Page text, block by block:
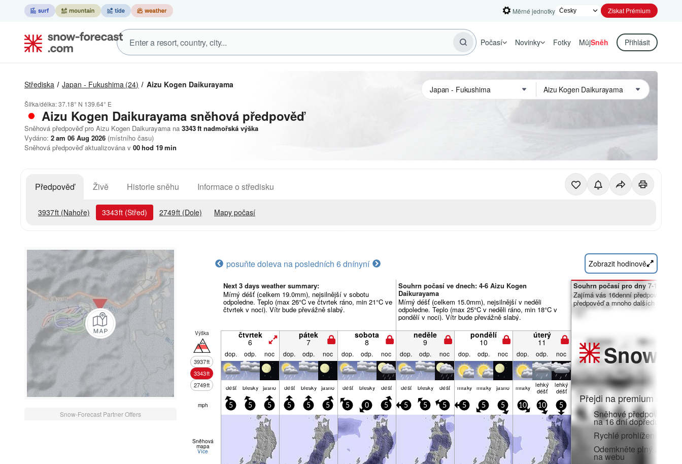
Měrné jednotky Získat Prémium
Počasí Novinky Fotky MůjSněh Přihlásit
Střediska Japan - Fukushima (24) Aizu Kogen Daikurayama
Šířka/délka:37.18° N 139.64° E
Aizu Kogen Daikurayama sněhová předpověď
Sněhová předpověď pro Aizu Kogen Daikurayama na 3343ft nadmořská výška
Vydáno: 2 am 06 Aug 2026 (místního času)
Sněhová předpověď aktualizována v 00hod 19min
Předpověď Živě Historie sněhu Informace o středisku
3937ft (Nahoře) 3343ft (Střed) 2749ft (Dole) Mapy počasí
Snow-Forecast Partner Offers
posuňte doleva na posledních 6 dnínyní Zobrazit hodinově
Next 3 days weather summary:
Mírný déšť (celkem 19.0mm), nejsilnější v sobotu
odpoledne. Teplo (max 26°C ve čtvrtek ráno, min 21°C ve
čtvrtek v noci). Vítr bude převážně slabý.
Souhrn počasí ve dnech: 4-6 Aizu Kogen
Daikurayama
Mírný déšť (celkem 15.0mm), nejsilnější v neděli
odpoledne. Teplo (max 25°C v neděli ráno, min 18°C v
pondělí v noci). Vítr bude převážně slabý.
Výška
3937ft
3343ft
2749ft
čtvrtek
6
pátek
7
sobota
8
neděle
9
pondělí
10
úterý
11
dop. odp. noc dop. odp. noc dop. odp. noc dop. odp. noc dop. odp. noc dop. odp. noc
déšť blesky jasno déšť blesky jasno déšť blesky déšť déšť blesky déšť mraky mraky jasno mraky lehký
déšť
lehký
déšť
mph 5 5 5 5 5 5 5 0 5 5 5 5 5 5 5 10 10 5
Sněhová
mapa
Více
Souhrn počasí pro dny 7-16:
Zajímá vás 16denní předpověď?
předpověď a mnoho dalších funkcí
Snow
Přejdi na premium a
Sněhové předpovědi
na 16 dní dopředu
Rychlé prohlížení bez
Odemkněte plný
na webu